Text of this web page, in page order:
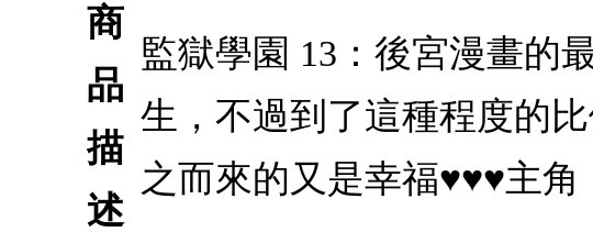
商
品
描
述
監獄學園 13：後宮漫畫的
生，不過到了這種程度的
之而來的又是幸福♥♥♥主角